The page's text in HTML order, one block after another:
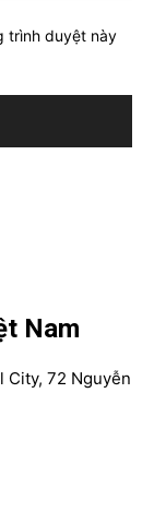
trình duyệt này
Nam
City, 72 Nguyễn